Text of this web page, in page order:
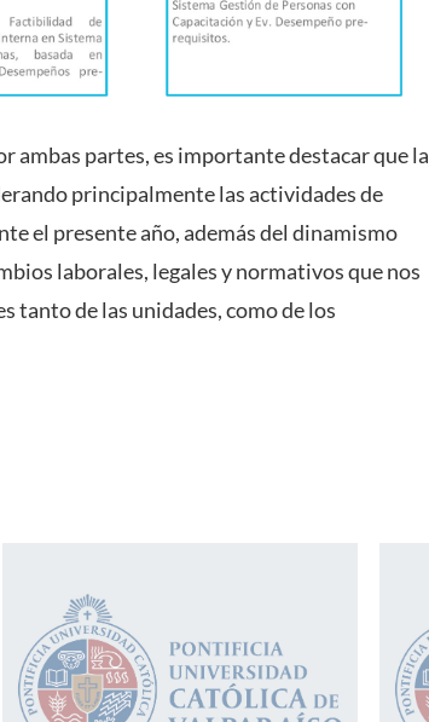
ambas partes, es importante destacar que la
principalmente las actividades de
el presente año, además del dinamismo
laborales, legales y normativos que nos
tanto de las unidades, como de los